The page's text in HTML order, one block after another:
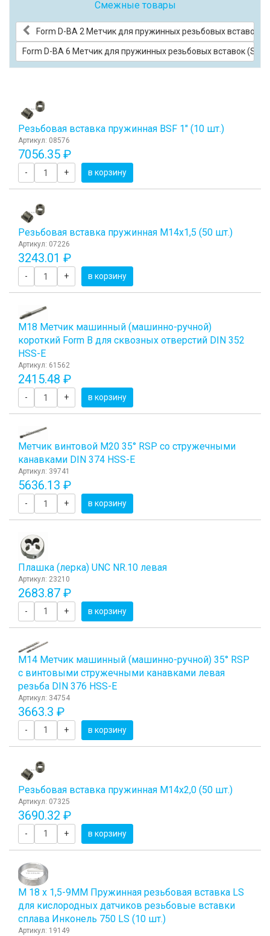
Смежные товары
Form D-BA 2 Метчик для пружинных резьбовых вставок
Form D-BA 6 Метчик для пружинных резьбовых вставок
Резьбовая вставка пружинная BSF 1" (10 шт.)
Артикул: 08576
7056.35 ₽
- + в корзину
Резьбовая вставка пружинная M14x1,5 (50 шт.)
Артикул: 07226
3243.01 ₽
- + в корзину
М18 Метчик машинный (машинно-ручной)
короткий Form B для сквозных отверстий DIN 352
HSS-E
Артикул: 61562
2415.48 ₽
- + в корзину
Метчик винтовой M20 35° RSP со стружечными
канавками DIN 374 HSS-E
Артикул: 39741
5636.13 ₽
- + в корзину
Плашка (лерка) UNC NR.10 левая
Артикул: 23210
2683.87 ₽
- + в корзину
М14 Метчик машинный (машинно-ручной) 35° RSP
с винтовыми стружечными канавками левая
резьба DIN 376 HSS-E
Артикул: 34754
3663.3 ₽
- + в корзину
Резьбовая вставка пружинная M14x2,0 (50 шт.)
Артикул: 07325
3690.32 ₽
- + в корзину
М 18 х 1,5-9ММ Пружинная резьбовая вставка LS
для кислородных датчиков резьбовые вставки
сплава Инконель 750 LS (10 шт.)
Артикул: 19149